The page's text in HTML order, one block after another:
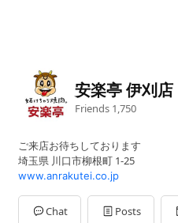
安楽亭 伊刈店
Friends 1,750
ご来店お待ちしております
埼玉県 川口市柳根町 1-25
www.anrakutei.co.jp
Chat Posts